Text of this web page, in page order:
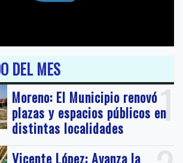
DEL MES
1
Moreno: El Municipio renovó
plazas y espacios públicos en
distintas localidades
Vicente López: Avanza la